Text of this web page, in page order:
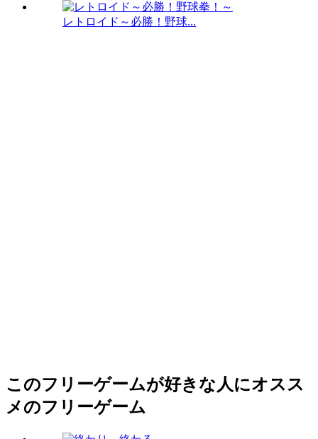
レトロイド～必勝！野球...
このフリーゲームが好きな人にオスス
メのフリーゲーム